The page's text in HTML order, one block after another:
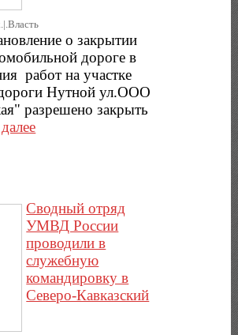
о закрытии
дороге в
работ на участке
Нутной ул.ООО
разрешено закрыть
далее
Сводный отряд
УМВД России
проводили в
служебную
командировку в
Северо-Кавказский